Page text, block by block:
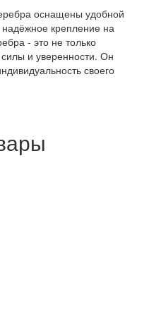
оснащены удобной
надёжное крепление на
- это не только
и уверенности. Он
своего